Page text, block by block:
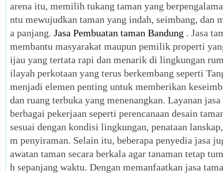
arena itu, memilih tukang taman yang
ntu mewujudkan taman yang indah, seimbang, dan
a panjang. Jasa Pembuatan taman Bandung . Jasa
membantu masyarakat maupun pemilik properti
ijau yang tertata rapi dan menarik di lingkungan
ilayah perkotaan yang terus berkembang seperti
menjadi elemen penting untuk memberikan
dan ruang terbuka yang menenangkan. Layanan
berbagai pekerjaan seperti perencanaan desain
sesuai dengan kondisi lingkungan, penataan
m penyiraman. Selain itu, beberapa penyedia jasa
awatan taman secara berkala agar tanaman tetap
h sepanjang waktu. Dengan memanfaatkan jasa